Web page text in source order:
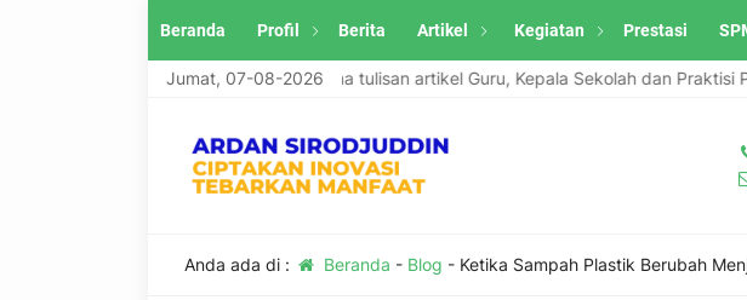
Beranda Profil Berita Artikel Kegiatan Prestasi
Jumat, 07-08-2026
Ardan Sirodjuddin menerima tulisan artikel Guru, Kepala Sekolah dan Praktisi
Anda ada di : Beranda - Blog - Ketika Sampah Plastik Berubah